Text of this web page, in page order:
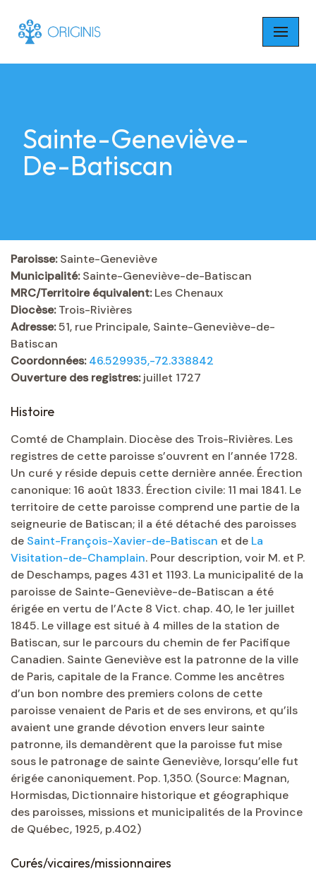
Skip
Sainte-Geneviève-
De-Batiscan
Paroisse:Sainte-Geneviève
Municipalité:Sainte-Geneviève-de-Batiscan
MRC/Territoire équivalent:Les Chenaux
Diocèse:Trois-Rivières
Adresse:51, rue Principale, Sainte-Geneviève-de-
Batiscan
Coordonnées: 46.529935,-72.338842
Ouverture des registres:juillet 1727
Histoire
Comté de Champlain. Diocèse des Trois-Rivières. Les
registres de cette paroisse s’ouvrent en l’année 1728.
Un curé y réside depuis cette dernière année. Érection
canonique: 16 août 1833. Érection civile: 11 mai 1841. Le
territoire de cette paroisse comprend une partie de la
seigneurie de Batiscan; il a été détaché des paroisses
de Saint-François-Xavier-de-Batiscan et de La
Visitation-de-Champlain. Pour description, voir M. et P.
de Deschamps, pages 431 et 1193. La municipalité de la
paroisse de Sainte-Geneviève-de-Batiscan a été
érigée en vertu de l’Acte 8 Vict. chap. 40, le 1er juillet
1845. Le village est situé à 4 milles de la station de
Batiscan, sur le parcours du chemin de fer Pacifique
Canadien. Sainte Geneviève est la patronne de la ville
de Paris, capitale de la France. Comme les ancêtres
d’un bon nombre des premiers colons de cette
paroisse venaient de Paris et de ses environs, et qu’ils
avaient une grande dévotion envers leur sainte
patronne, ils demandèrent que la paroisse fut mise
sous le patronage de sainte Geneviève, lorsqu’elle fut
érigée canoniquement. Pop. 1,350. (Source: Magnan,
Hormisdas, Dictionnaire historique et géographique
des paroisses, missions et municipalités de la Province
de Québec, 1925, p.402)
Curés/vicaires/missionnaires